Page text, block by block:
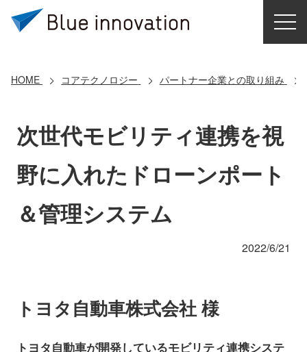
導入事例
コアテクノロジー
クラウドモビリティ研究所
会社情報 ニュース
HOME コアテクノロジー パートナー企業との取り組み
次世代モビリティ連携を視
野に入れたドローンポート
＆管理システム
2022/6/21
トヨタ自動車株式会社 様
トヨタ自動車が開発しているモビリティ連携システ